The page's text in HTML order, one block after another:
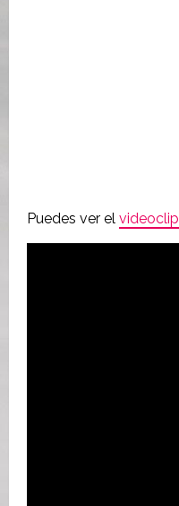
Puedes ver el videoclip